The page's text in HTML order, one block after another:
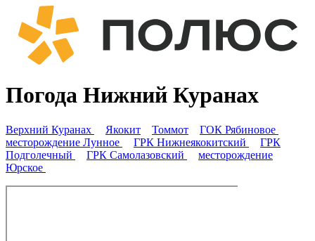
Погода Нижний Куранах
Верхний Куранах Якокит Томмот
ГОК Рябиновое
месторождение Лунное
ГРК Нижнеякокитский
ГРК
Подголечный
ГРК Самолазовский
месторождение
Юрское